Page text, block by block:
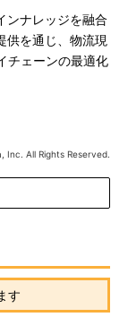
ンナレッジを融合
供を通じ、物流現
チェーンの最適化
Inc. All Rights Reserved.
す